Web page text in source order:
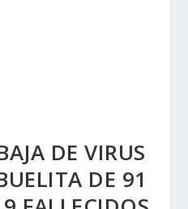
DE VIRUS
DE 91